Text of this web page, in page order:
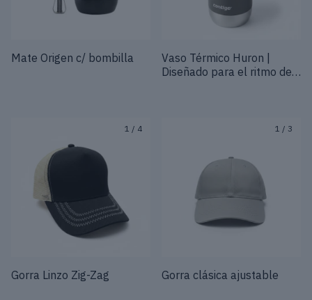
Mate Origen c/ bombilla
Vaso Térmico Huron |
Diseñado para el ritmo de
1 / 4
Gorra Linzo Zig-Zag
1 / 3
Gorra clásica ajustable